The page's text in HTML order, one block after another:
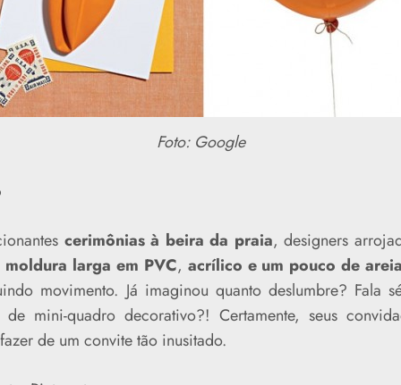
Foto: Google
cerimônias à beira da praia, designers
larga em PVC, acrílico e um pouco de
movimento. Já imaginou quanto deslumbre? Fala
de mini-quadro decorativo?! Certamente, seus
de um convite tão inusitado.